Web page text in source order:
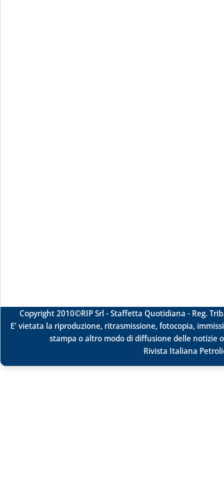
Copyright 2010©RIP Srl -Staffetta Quotidiana - Reg.
E' vietata la riproduzione, ritrasmissione, fotocopia,
stampa o altro modo di diffusione delle notizie
Rivista Italiana